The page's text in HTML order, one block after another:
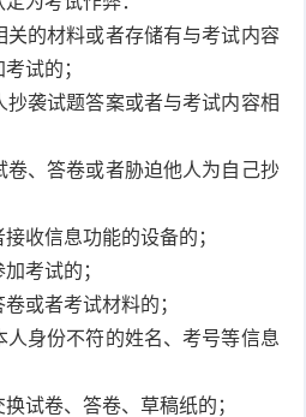
关的材料或者存储有与考试内容
试的；
抄袭试题答案或者与考试内容相
卷、答卷或者胁迫他人为自己抄
收信息功能的设备的；
考试的；
或者考试材料的；
人身份不符的姓名、考号等信息
试卷、答卷、草稿纸的；